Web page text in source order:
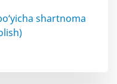
shartnoma